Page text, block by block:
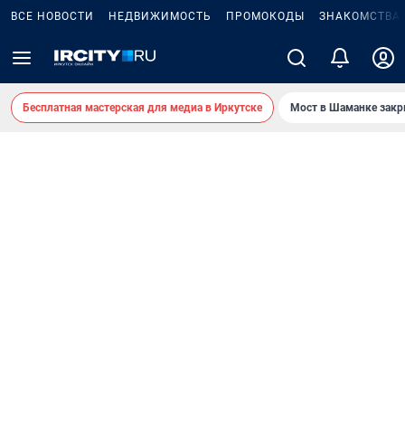
ВСЕ НОВОСТИ НЕДВИЖИМОСТЬ ПРОМОКОДЫ ЗНАКОМСТВА
Бесплатная мастерская для медиа в Иркутске Мост в Шаманке